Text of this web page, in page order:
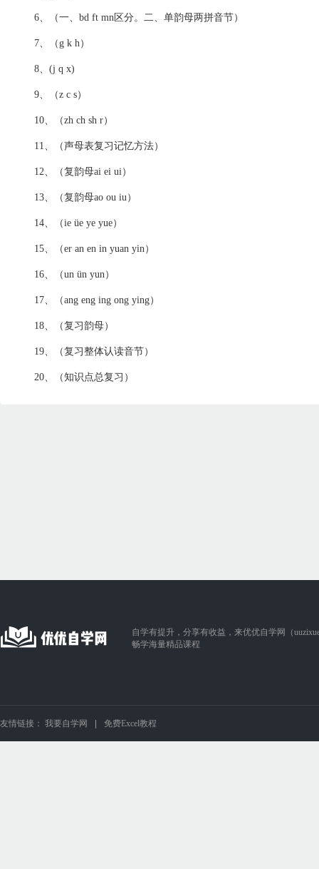
6、（一、bd ft mn区分。二、单韵母两拼音节）
7、（g k h）
8、(j q x)
9、（z c s）
10、（zh ch sh r）
11、（声母表复习记忆方法）
12、（复韵母ai ei ui）
13、（复韵母ao ou iu）
14、（ie üe ye yue）
15、（er an en in yuan yin）
16、（un ün yun）
17、（ang eng ing ong ying）
18、（复习韵母）
19、（复习整体认读音节）
20、（知识点总复习）
自学有提升，分享有收益，来优优自学网（
畅学海量精品课程
友情链接： 我要自学网 免费Excel教程